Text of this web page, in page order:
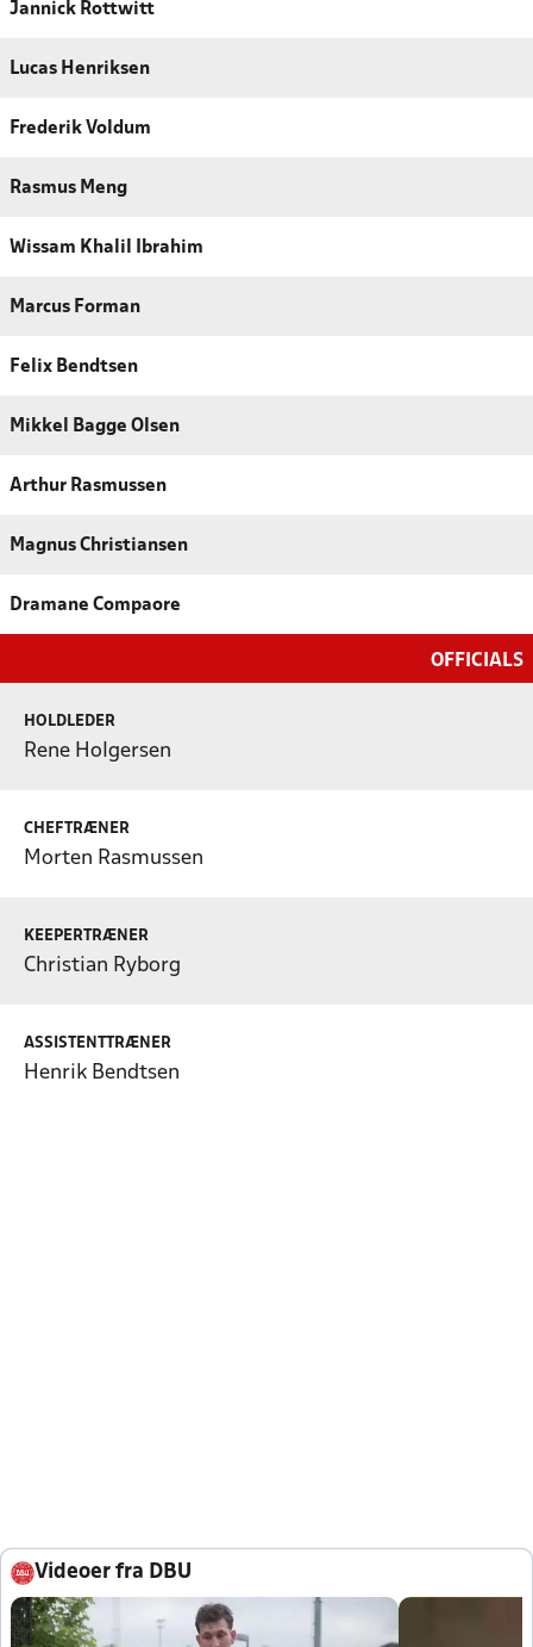
Jannick Rottwitt
Lucas Henriksen
Frederik Voldum
Rasmus Meng
Wissam Khalil Ibrahim
Marcus Forman
Felix Bendtsen
Mikkel Bagge Olsen
Arthur Rasmussen
Magnus Christiansen
Dramane Compaore
OFFICIALS
HOLDLEDER
Rene Holgersen
CHEFTRÆNER
Morten Rasmussen
KEEPERTRÆNER
Christian Ryborg
ASSISTENTTRÆNER
Henrik Bendtsen
Videoer fra DBU